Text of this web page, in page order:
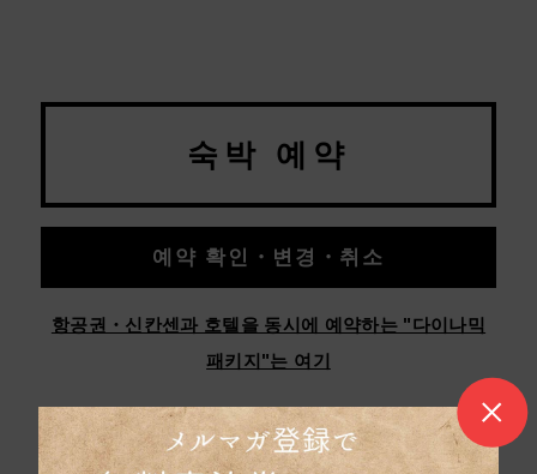
숙박 예약
예약 확인・변경・취소
항공권・신칸센과 호텔을 동시에 예약하는 "다이나믹
패키지"는 여기
헨나호텔 도쿄 하마마츠초 고객센터